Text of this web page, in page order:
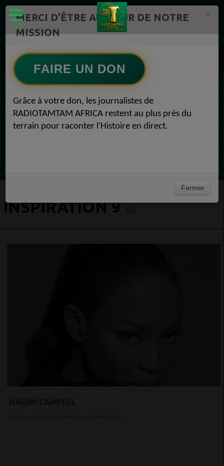
Actualité en continu /Politique/Culture/ Mode/
Actualités africaines 9
Inspiration 9
Chroniques
INSPIRATION 9
MERCI D'ÊTRE AU CŒUR DE NOTRE
MISSION
FAIRE UN DON
Grâce à votre don, les journalistes de
RADIOTAMTAM AFRICA restent au plus près du
terrain pour raconter l'Histoire en direct.
Fermer